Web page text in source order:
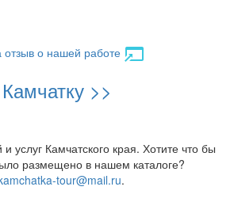
отзыв о нашей работе
>>
услуг Камчатского края. Хотите что бы
размещено в нашем каталоге?
tour@mail.ru.